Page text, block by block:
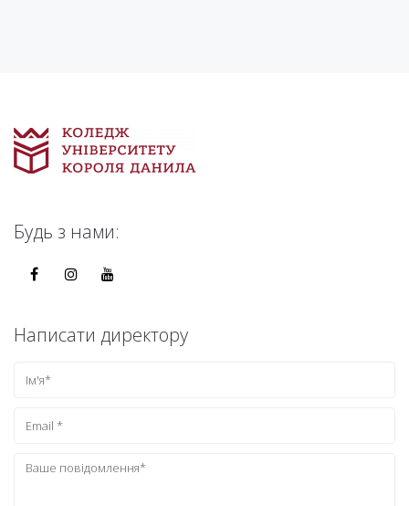
Будь з нами:
Написати директору